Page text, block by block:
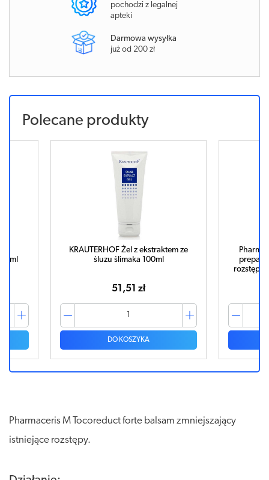
pochodzi z legalnej
apteki
Darmowa wysyłka
już od 200 zł
Polecane produkty
KRAUTERHOF Żel z ekstraktem ze
śluzu ślimaka 100ml
51,51 zł
DO KOSZYKA
rozstępy
Pharmaceris M Tocoreduct forte balsam zmniejszający
istniejące rozstępy.